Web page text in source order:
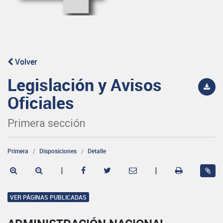
Volver
Legislación y Avisos
Oficiales
Primera sección
Primera Disposiciones Detalle
| |
VER PÁGINAS PUBLICADAS